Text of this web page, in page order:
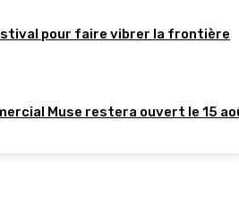
pour faire vibrer la frontière
Muse restera ouvert le 15